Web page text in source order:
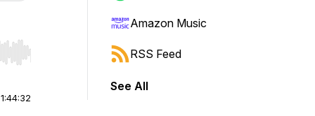
Hold shift to jump forward or backward.
1:44:32
Amazon Music
RSS Feed
See All